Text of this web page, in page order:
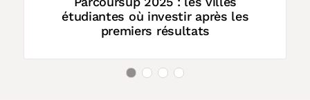
étudiantes où investir après les
premiers résultats